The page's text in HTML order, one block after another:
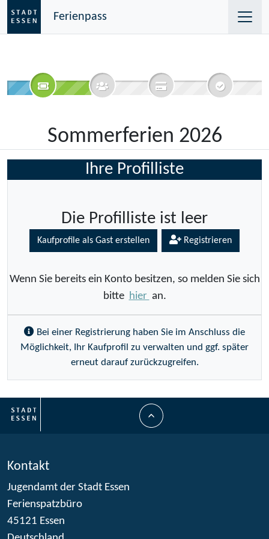
Ferienpass
Sommerferien 2026
Ihre Profilliste
Die Profilliste ist leer
Kaufprofile als Gast erstellen Registrieren
Wenn Sie bereits ein Konto besitzen, so melden Sie sich
bitte hier an.
Bei einer Registrierung haben Sie im Anschluss die
Möglichkeit, Ihr Kaufprofil zu verwalten und ggf. später
erneut darauf zurückzugreifen.
Kontakt
Jugendamt der Stadt Essen
Ferienspatzbüro
45121 Essen